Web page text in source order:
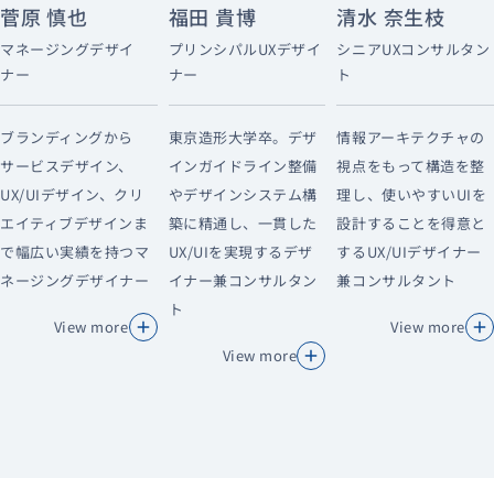
菅原 慎也
マネージングデザイ
ナー
ブランディングから
サービスデザイン、
UX/UIデザイン、クリ
エイティブデザインま
で幅広い実績を持つマ
ネージングデザイナー
View more
福田 貴博
プリンシパルUXデザイ
ナー
東京造形大学卒。デザ
インガイドライン整備
やデザインシステム構
築に精通し、一貫した
UX/UIを実現するデザ
イナー兼コンサルタン
ト
View more
清水 奈生枝
シニアUXコンサルタン
ト
情報アーキテクチャの
視点をもって構造を整
理し、使いやすいUIを
設計することを得意と
するUX/UIデザイナー
兼コンサルタント
View more